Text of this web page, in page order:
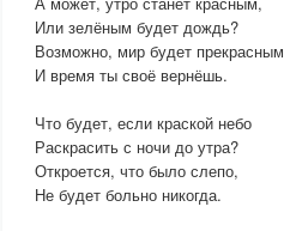
Или зелёным будет дождь?
Возможно, мир будет прекрасным
И время ты своё вернёшь.
Что будет, если краской небо
Раскрасить с ночи до утра?
Откроется, что было слепо,
Не будет больно никогда.